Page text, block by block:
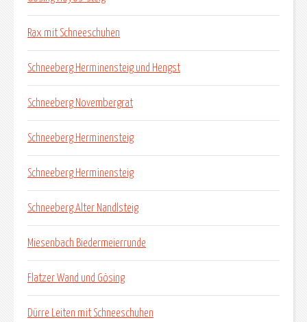
Rax mit Schneeschuhen
Schneeberg Herminensteig und Hengst
Schneeberg Novembergrat
Schneeberg Herminensteig
Schneeberg Herminensteig
Schneeberg Alter Nandlsteig
Miesenbach Biedermeierrunde
Flatzer Wand und Gösing
Dürre Leiten mit Schneeschuhen